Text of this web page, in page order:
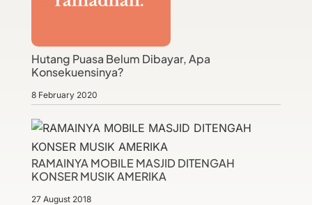
Hutang Puasa Belum Dibayar, Apa
Konsekuensinya?
8 February 2020
RAMAINYA MOBILE MASJID DITENGAH
KONSER MUSIK AMERIKA
27 August 2018